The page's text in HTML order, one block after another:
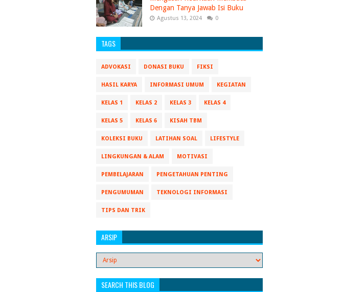
Dengan Tanya Jawab Isi Buku
Agustus 13, 2024 0
TAGS
ADVOKASI DONASI BUKU FIKSI
HASIL KARYA INFORMASI UMUM KEGIATAN
KELAS 1 KELAS 2 KELAS 3 KELAS 4
KELAS 5 KELAS 6 KISAH TBM
KOLEKSI BUKU LATIHAN SOAL LIFESTYLE
LINGKUNGAN & ALAM MOTIVASI
PEMBELAJARAN PENGETAHUAN PENTING
PENGUMUMAN TEKNOLOGI INFORMASI
TIPS DAN TRIK
ARSIP
SEARCH THIS BLOG